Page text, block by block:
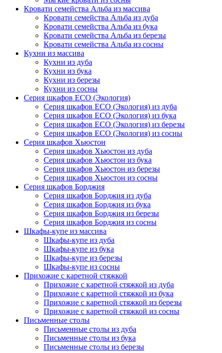
Кровати семейства Альба из массива
Кровати семейства Альба из дуба
Кровати семейства Альба из бука
Кровати семейства Альба из березы
Кровати семейства Альба из сосны
Кухни из массива
Кухни из дуба
Кухни из бука
Кухни из березы
Кухни из сосны
Серия шкафов ECO (Экология)
Серия шкафов ECO (Экология) из дуба
Серия шкафов ECO (Экология) из бука
Серия шкафов ECO (Экология) из березы
Серия шкафов ECO (Экология) из сосны
Серия шкафов Хьюстон
Серия шкафов Хьюстон из дуба
Серия шкафов Хьюстон из бука
Серия шкафов Хьюстон из березы
Серия шкафов Хьюстон из сосны
Серия шкафов Борджия
Серия шкафов Борджия из дуба
Серия шкафов Борджия из бука
Серия шкафов Борджия из березы
Серия шкафов Борджия из сосны
Шкафы-купе из массива
Шкафы-купе из дуба
Шкафы-купе из бука
Шкафы-купе из березы
Шкафы-купе из сосны
Прихожие с каретной стяжкой
Прихожие с каретной стяжкой из дуба
Прихожие с каретной стяжкой из бука
Прихожие с каретной стяжкой из березы
Прихожие с каретной стяжкой из сосны
Письменные столы
Письменные столы из дуба
Письменные столы из бука
Письменные столы из березы